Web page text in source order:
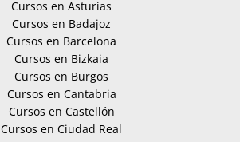
Cursos en Asturias
Cursos en Badajoz
Cursos en Barcelona
Cursos en Bizkaia
Cursos en Burgos
Cursos en Cantabria
Cursos en Castellón
Cursos en Ciudad Real